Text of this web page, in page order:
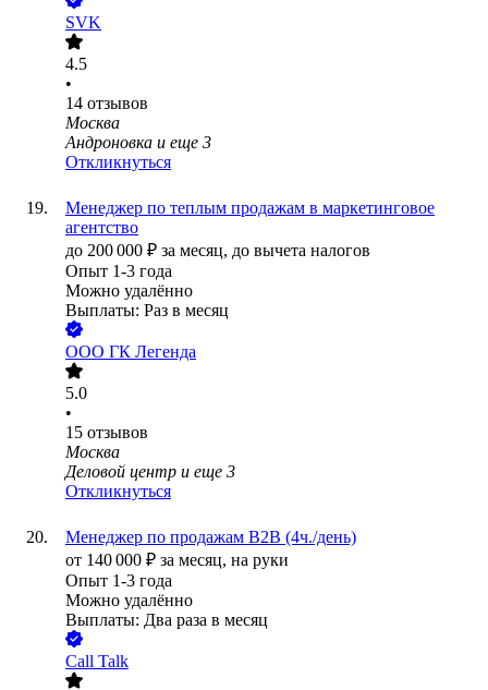
SVK
4.5
•
14 отзывов
Москва
Андроновка и еще 3
Откликнуться
Менеджер по теплым продажам в маркетинговое
агентство
до 200 000 ₽ за месяц, до вычета налогов
Опыт 1-3 года
Можно удалённо
Выплаты: Раз в месяц
ООО ГК Легенда
5.0
•
15 отзывов
Москва
Деловой центр и еще 3
Откликнуться
Менеджер по продажам B2B (4ч./день)
от 140 000 ₽ за месяц, на руки
Опыт 1-3 года
Можно удалённо
Выплаты: Два раза в месяц
Call Talk